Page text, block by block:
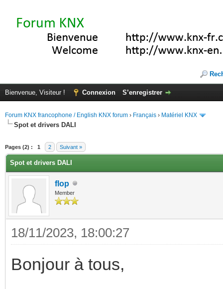
Bienvenue, Visiteur ! Connexion S’enregistrer
Forum KNX francophone / English KNX forum › Français › Matériel KNX
Spot et drivers DALI
Pages (2) : 1 2 Suivant »
Spot et drivers DALI
flop
Member
18/11/2023, 18:00:27
Bonjour à tous,